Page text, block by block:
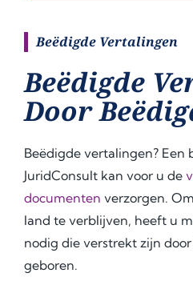
Beëdigde Vertalingen
Beëdigde
Door
Beëdigde vertalingen? Een
JuridConsult kan voor u de
documenten verzorgen.
land te verblijven, heeft u
nodig die verstrekt zijn
geboren.